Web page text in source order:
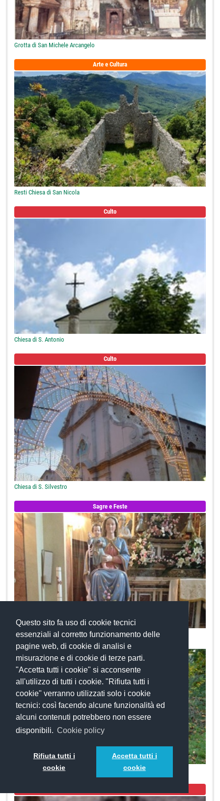
Questo sito fa uso di cookie tecnici
essenziali al corretto funzionamento delle
pagine web, di cookie di analisi e
misurazione e di cookie di terze parti.
"Accetta tutti i cookie" si acconsente
all'utilizzo di tutti i cookie. "Rifiuta tutti i
cookie" verranno utilizzati solo i cookie
tecnici: così facendo alcune funzionalità ed
alcuni contenuti potrebbero non essere
disponibili. Cookie policy
Rifiuta tutti i
cookie
Accetta tutti i
cookie
Grotta di San Michele Arcangelo
Arte e Cultura
Resti Chiesa di San Nicola
Culto
Chiesa di S. Antonio
Culto
Chiesa di S. Silvestro
Sagre e Feste
Festa della Madonna degli Angeli